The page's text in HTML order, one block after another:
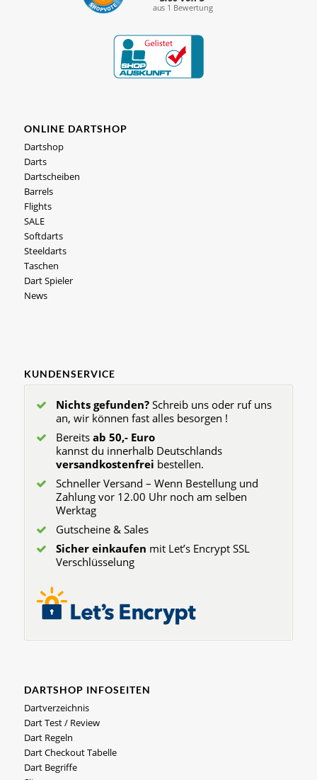
ONLINE DARTSHOP
Dartshop
Darts
Dartscheiben
Barrels
Flights
SALE
Softdarts
Steeldarts
Taschen
Dart Spieler
News
KUNDENSERVICE
Nichts gefunden?Schreib uns oder ruf uns
an, wir können fast alles besorgen !
Bereits ab 50,- Euro
kannst du innerhalb Deutschlands
versandkostenfrei bestellen.
Schneller Versand – Wenn Bestellung und
Zahlung vor 12.00 Uhr noch am selben
Werktag
Gutscheine & Sales
Sicher einkaufen mit Let’s Encrypt SSL
Verschlüsselung
DARTSHOP INFOSEITEN
Dartverzeichnis
Dart Test / Review
Dart Regeln
Dart Checkout Tabelle
Dart Begriffe